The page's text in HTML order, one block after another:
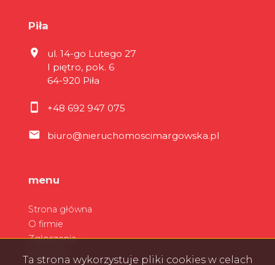
Piła
ul. 14-go Lutego 27
I piętro, pok. 6
64-920 Piła
+48 692 947 075
biuro@nieruchomoscimargowska.pl
menu
Strona główna
O firmie
Zgłoszenia
Ta strona wykorzystuje pliki cookies w celach